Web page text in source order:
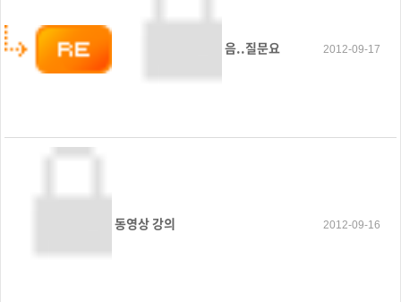
음..질문요 2012-09-17
동영상 강의 2012-09-16